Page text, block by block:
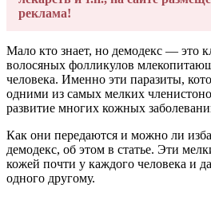
реклама!
Мало кто знает, но демодекс — это
волосяных фолликулов
человека. Именно эти паразиты,
одними из самых мелких
развитие многих кожных
Как они передаются и можно ли
демодекс, об этом в статье. Эти
кожей почти у каждого человека и
одного другому.